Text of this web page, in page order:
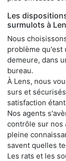
Les
surmulots à
Nous
problème qu'est
demeure, dans
bureau.
À Lens, nous
surs et
satisfaction
Nos agents
contrôle sur nos
pleine
savent quelles
Les rats et les